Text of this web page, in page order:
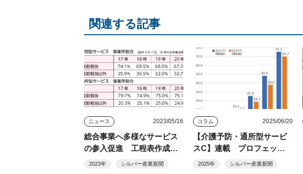
関連する記事
ニュース 2023/05/16
総合事業へ多様なサービス
の参入促進 工程表作成に
向け今夏議論集約
2023年 シルバー産業新聞
コラム 2025/06/20
【介護予防・通所型サービ
スC】連載 プロフェッシ
ョナルに聞く短期予防集中
2025年 シルバー産業新聞